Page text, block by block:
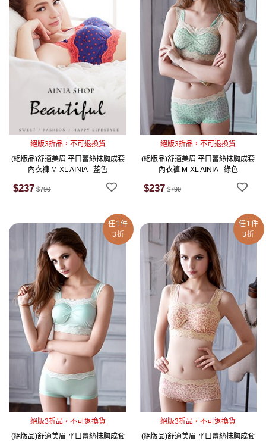
絕版3折品，不可退換貨
(絕版品)舒適美眉 平口蕾絲抹胸成套
內衣褲 M-XL AINIA - 藍色
$237 $790
絕版3折品，不可退換貨
(絕版品)舒適美眉 平口蕾絲抹胸成套
內衣褲 M-XL AINIA - 綠色
$237 $790
任1件
3折
絕版3折品，不可退換貨
(絕版品)舒適美眉 平口蕾絲抹胸成套
任1件
3折
絕版3折品，不可退換貨
(絕版品)舒適美眉 平口蕾絲抹胸成套